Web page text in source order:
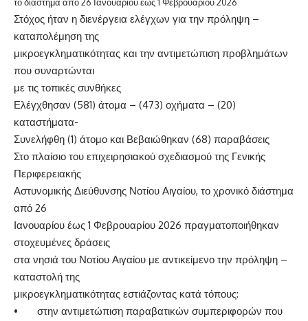
Στόχος ήταν η διενέργεια ελέγχων για την πρόληψη –
καταπολέμηση της
μικροεγκληματικότητας και την αντιμετώπιση προβλημάτων
που συναρτώνται
με τις τοπικές συνθήκες
Ελέγχθησαν (581) άτομα – (473) οχήματα – (20)
καταστήματα-
Συνελήφθη (1) άτομο και Βεβαιώθηκαν (68) παραβάσεις
Στο πλαίσιο του επιχειρησιακού σχεδιασμού της Γενικής
Περιφερειακής
Αστυνομικής Διεύθυνσης Νοτίου Αιγαίου, το χρονικό διάστημα
από 26
Ιανουαρίου έως 1 Φεβρουαρίου 2026 πραγματοποιήθηκαν
στοχευμένες δράσεις
στα νησιά του Νοτίου Αιγαίου με αντικείμενο την πρόληψη –
καταστολή της
μικροεγκληματικότητας εστιάζοντας κατά τόπους:
• στην αντιμετώπιση παραβατικών συμπεριφορών που